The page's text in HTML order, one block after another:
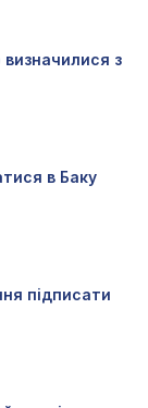
визначилися з
в Баку
підписати